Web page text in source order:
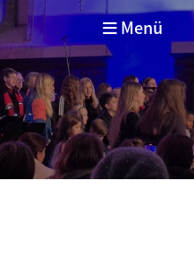
Menü